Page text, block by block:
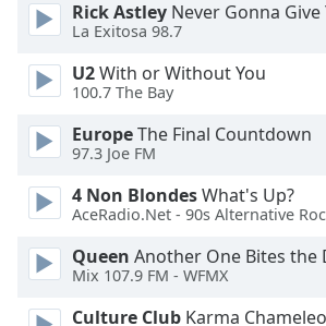
Background
Color
Opacity
Font
Rick Astley Never Gonna Give
La Exitosa 98.7
U2With or Without You
100.7 The Bay
EuropeThe Final Countdown
97.3 Joe FM
4 Non BlondesWhat's Up?
AceRadio.Net - 90s Alternative
Queen Another One Bites the
Mix 107.9 FM - WFMX
Culture Club Karma